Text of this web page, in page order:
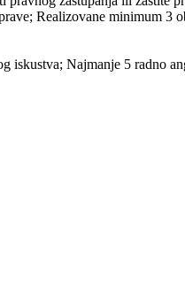
Realizovane minimum 3
iskustva; Najmanje 5 radno